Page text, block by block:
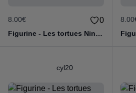
8.00€ 0
Figurine - Les tortues Ninja - Michaelangelo
cyl20